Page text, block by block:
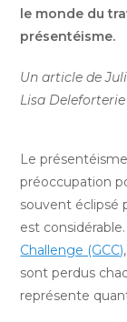
le monde du
présentéisme.
Un article de
Lisa Deleforterie
Le
préoccupation
souvent éclipsé
est
Challenge (GCC)
sont perdus
représente